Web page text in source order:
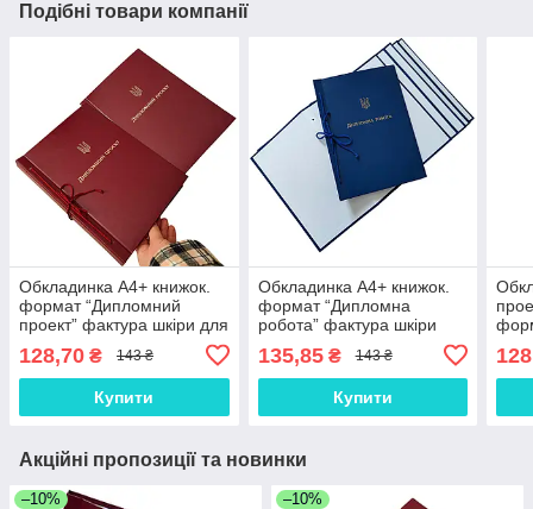
Подібні товари компанії
Обкладинка А4+ книжок.
формат “Дипломний
проект” фактура шкіри для
твер. палітурки 215×305
мм бордо (20мм) (1 шт)
128,70 ₴ 143 ₴
Купити
Обкладинка А4+ книжок.
формат “Дипломна
робота” фактура шкіри
215×305 мм синя (20мм)
(1 шт)
135,85₴ 143 ₴
Купити
Акційні пропозиції та новинки
–10% –10%